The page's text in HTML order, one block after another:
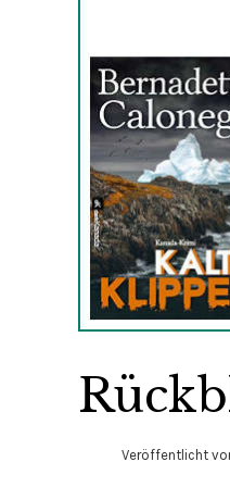
Veröffentlicht